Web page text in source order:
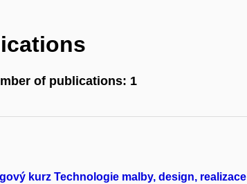
of publications: 1
kurz Technologie malby, design, realizace